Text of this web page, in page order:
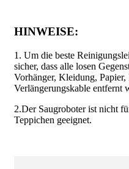
HINWEISE:
1. Um die beste
sicher, dass alle losen
Vorhänger, Kleidung,
Verlängerungskable entfernt
2.Der Saugroboter ist nicht
Teppichen geeignet.